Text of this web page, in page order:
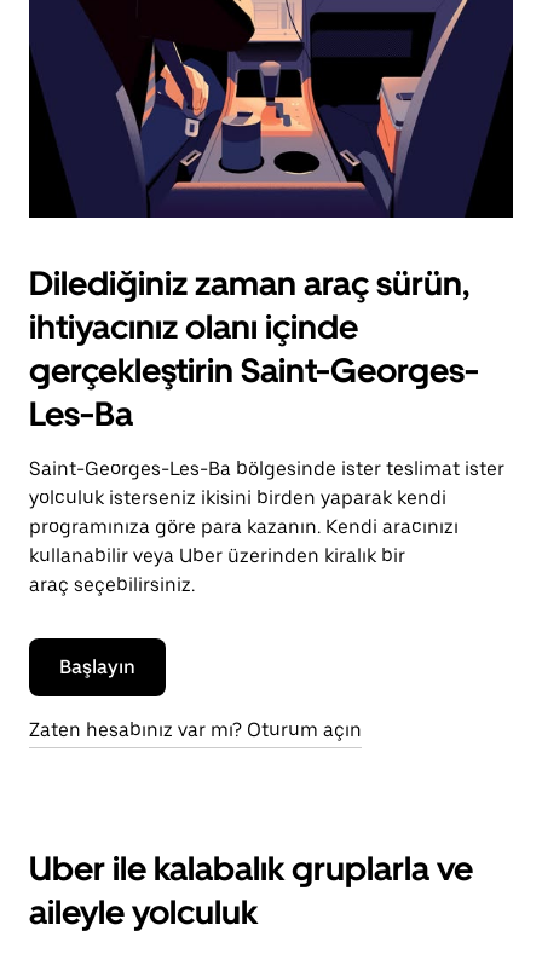
Dilediğiniz zaman araç sürün,
ihtiyacınız olanı içinde
gerçekleştirin Saint-Georges-
Les-Ba
Saint-Georges-Les-Ba bölgesinde ister teslimat ister
yolculuk isterseniz ikisini birden yaparak kendi
programınıza göre para kazanın. Kendi aracınızı
kullanabilir veya Uber üzerinden kiralık bir
araç seçebilirsiniz.
Başlayın
Zaten hesabınız var mı? Oturum açın
Uber ile kalabalık gruplarla ve
aileyle yolculuk